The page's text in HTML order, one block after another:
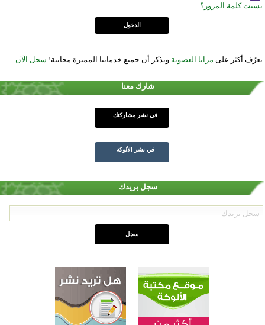
نسيت كلمة المرور؟
تعرّف أكثر على مزايا العضوية وتذكر أن جميع خدماتنا المميزة مجانية! سجل الآن
شارك معنا
في نشر مشاركتك
في نشر الألوكة
سجل بريدك